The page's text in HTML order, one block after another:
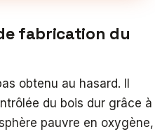
fabrication du
obtenu au hasard. Il
du bois dur grâce à
pauvre en oxygène,